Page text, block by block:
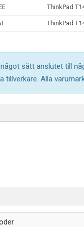
ThinkPad
ThinkPad
sätt anslutet till
tillverkare. Alla